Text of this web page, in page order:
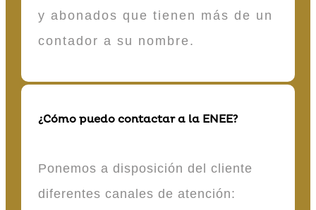
y abonados que tienen más de un
contador a su nombre.
¿Cómo puedo contactar a la ENEE?
Ponemos a disposición del cliente
diferentes canales de atención: